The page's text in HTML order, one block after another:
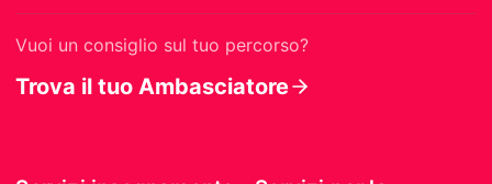
Vuoi un consiglio sul tuo percorso?
Trova il tuo Ambasciatore